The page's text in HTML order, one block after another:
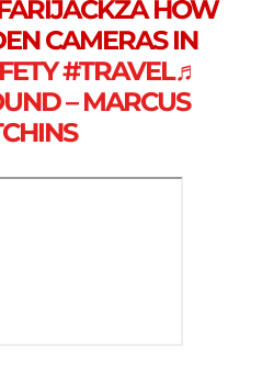
HOW
CAMERAS IN
#TRAVEL♬
– MARCUS